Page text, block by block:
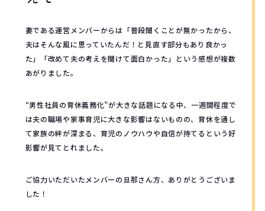
妻である運営メンバーからは「普段聞くことが無かったから、
夫はそんな風に思っていたんだ！と見直す部分もあり良かっ
た」「改めて夫の考えを聞けて面白かった」という感想が複数
あがりました。
“男性社員の育休義務化”が大きな話題になる中、一週間程度で
は夫の職場や家事育児に大きな影響はないものの、育休を通し
て家族の絆が深まる、育児のノウハウや自信が持てるという好
影響が見てとれました。
ご協力いただいたメンバーの旦那さん方、ありがとうございま
した！